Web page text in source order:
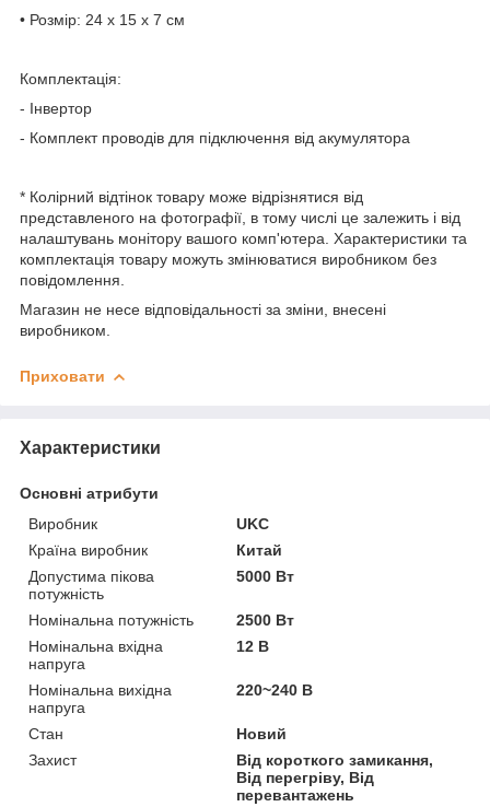
• Розмір: 24 x 15 x 7 см
Комплектація:
- Інвертор
- Комплект проводів для підключення від акумулятора
* Колірний відтінок товару може відрізнятися від
представленого на фотографії, в тому числі це залежить і від
налаштувань монітору вашого комп'ютера. Характеристики та
комплектація товару можуть змінюватися виробником без
повідомлення.
Магазин не несе відповідальності за зміни, внесені
виробником.
Приховати
Характеристики
Основні атрибути
Виробник
UKC
Країна виробник
Китай
Допустима пікова
потужність
5000 Вт
Номінальна потужність
2500 Вт
Номінальна вхідна
напруга
12 В
Номінальна вихідна
напруга
220~240 В
Стан
Новий
Захист
Від короткого замикання,
Від перегріву, Від
перевантажень